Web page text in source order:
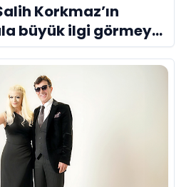
Korkmaz’ın
büyük ilgi görmeye